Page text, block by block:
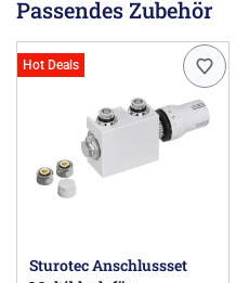
Zehnder Group Deutschland
77933 Lahr DE,
Passendes Zubehör
Hot Deals
Sturotec Anschlussset